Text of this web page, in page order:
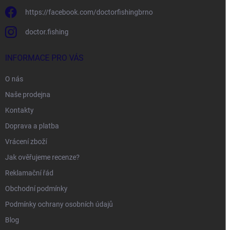
https://facebook.com/doctorfishingbrno
doctor.fishing
INFORMACE PRO VÁS
O nás
Naše prodejna
Kontakty
Doprava a platba
Vrácení zboží
Jak ověřujeme recenze?
Reklamační řád
Obchodní podmínky
Podmínky ochrany osobních údajů
Blog